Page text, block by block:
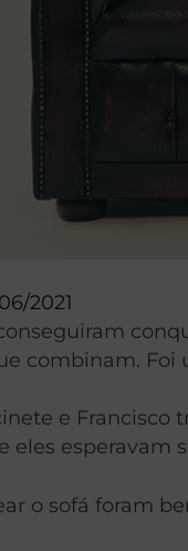
2021
combinam.
e
eles esperavam
o sofá foram